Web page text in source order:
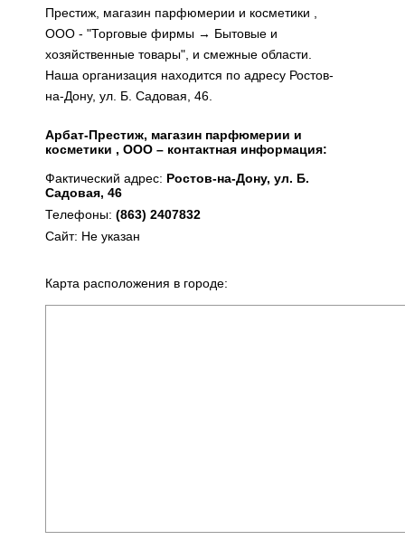
Престиж, магазин парфюмерии и косметики ,
ООО - "Торговые фирмы → Бытовые и
хозяйственные товары", и смежные области.
Наша организация находится по адресу Ростов-
на-Дону, ул. Б. Садовая, 46.
Арбат-Престиж, магазин парфюмерии и
косметики , ООО – контактная информация:
Фактический адрес: Ростов-на-Дону, ул. Б.
Садовая, 46
Телефоны: (863) 2407832
Сайт: Не указан
Карта расположения в городе: